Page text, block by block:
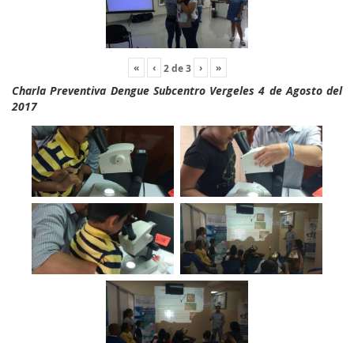
« ‹ 2de3 › »
Charla Preventiva Dengue Subcentro Vergeles 4 de Agosto del
2017